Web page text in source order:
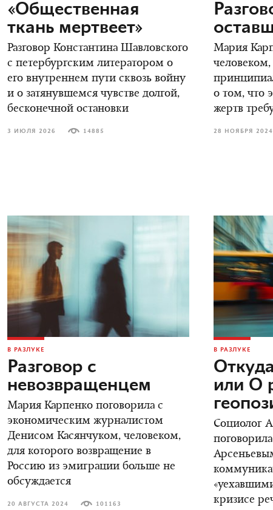
«Общественная
ткань мертвеет»
Разговор Константина Шавловского
с петербургским литератором о
его внутреннем пути сквозь войну
и о затянувшемся чувстве долгой,
бесконечной остановки
3 ИЮЛЯ 2026 14885
Мария
о том, что
жертв
28 НОЯБРЯ 2024
В РАЗЛУКЕ
Разговор с
невозвращенцем
Мария Карпенко поговорила с
экономическим журналистом
Денисом Касянчуком, человеком,
для которого возвращение в
Россию из эмиграции больше не
обсуждается
20 АВГУСТА 2024 101163
В РАЗЛУКЕ
или О
Социолог
кризисе